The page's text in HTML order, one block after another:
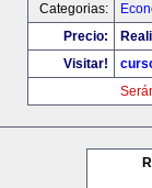
Categorias:
Precio:
Visitar!